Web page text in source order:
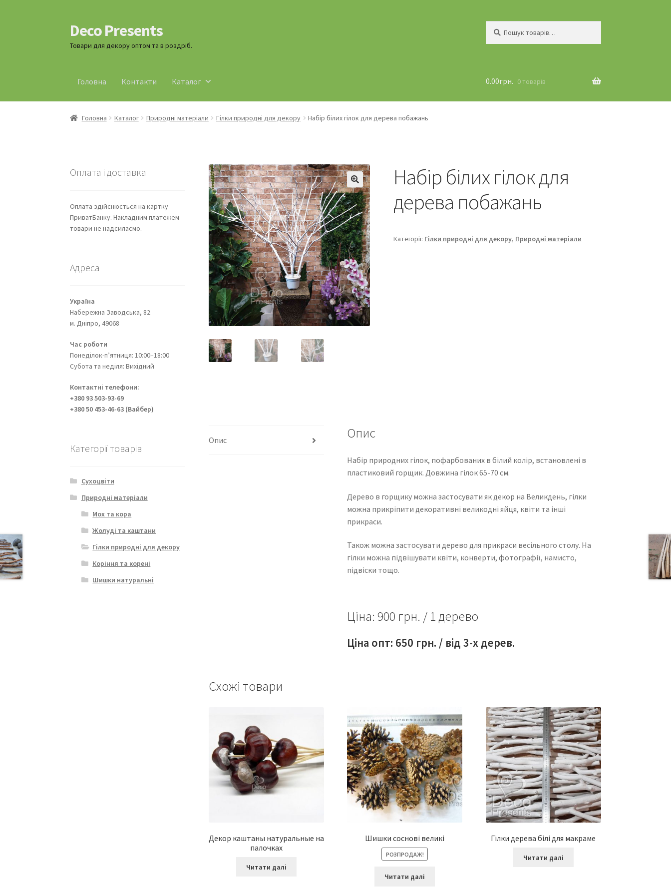
Перейти
до
навігації
Перейти
до
контенту
Deco Presents
Товари для декору оптом та в роздріб.
Головна Контакти Каталог 0.00грн. 0 товарів
Головна Каталог Природні матеріали Гілки природні для декору Набір білих гілок для дерева побажань
Набір білих гілок для
дерева побажань
Категорії: Гілки природні для декору, Природні матеріали
Опис Опис
Набір природних гілок, пофарбованих в білий колір, встановлені в
пластиковий горщик. Довжина гілок 65-70 см.
Дерево в горщику можна застосувати як декор на Великдень, гілки
можна прикріпити декоративні великодні яйця, квіти та інші
прикраси.
Також можна застосувати дерево для прикраси весільного столу. На
гілки можна підвішувати квіти, конверти, фотографії, намисто,
підвіски тощо.
Ціна: 900 грн. / 1 дерево
Ціна опт: 650 грн. / від 3-х дерев.
Схожі товари
Декор каштаны натуральные на
палочках
Читати далі
Шишки соснові великі
РОЗПРОДАЖ!
Читати далі
Гілки дерева білі для макраме
Читати далі
Оплата і доставка
Оплата здійснюється на картку
ПриватБанку. Накладним платежем
товари не надсилаємо.
Адреса
Україна
Набережна Заводська, 82
м. Дніпро, 49068
Час роботи
Понеділок-п’ятниця: 10:00–18:00
Субота та неділя: Вихідний
Контактні телефони:
+380 93 503-93-69
+380 50 453-46-63 (Вайбер)
Категорії товарів
Сухоцвіти
Природні матеріали
Мох та кора
Жолуді та каштани
Гілки природні для декору
Коріння та корені
Шишки натуральні